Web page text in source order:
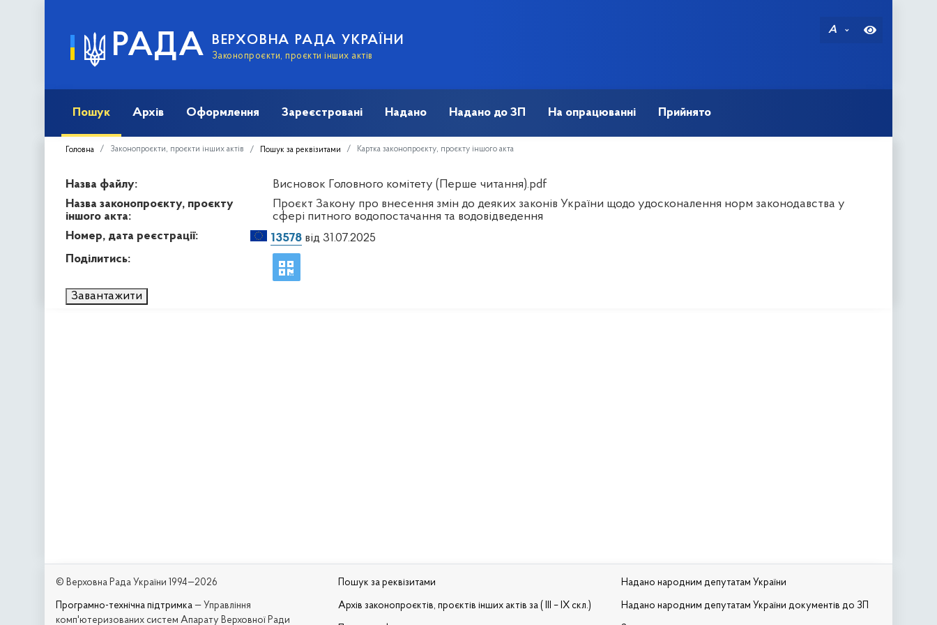
РАДА ВЕРХОВНА РАДА УКРАЇНИ
Законопроєкти, проєкти інших актів
A
Пошук Архів Оформлення Зареєстровані Надано Надано до ЗП На опрацюванні Прийнято
Головна Законопроєкти, проєкти інших актів Пошук за реквізитами Картка законопроєкту, проєкту іншого акта
Назва файлу:
Висновок Головного комітету (Перше читання).pdf
Назва законопроєкту, проєкту
іншого акта:
Проєкт Закону про внесення змін до деяких законів України щодо удосконалення норм законодавства у
сфері питного водопостачання та водовідведення
Номер, дата реєстрації:
13578 від 31.07.2025
Поділитись:
Завантажити
© Верховна Рада України 1994—2026
Програмно-технічна підтримка — Управління
комп'ютеризованих систем Апарату Верховної Ради
Пошук за реквізитами
Архів законопроєктів, проєктів інших актів за ( III – IX скл.)
Надано народним депутатам України
Надано народним депутатам України документів до ЗП